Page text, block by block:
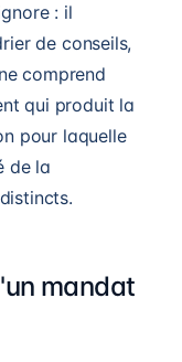
: il
de conseils,
comprend
qui produit la
pour laquelle
de la
mandat